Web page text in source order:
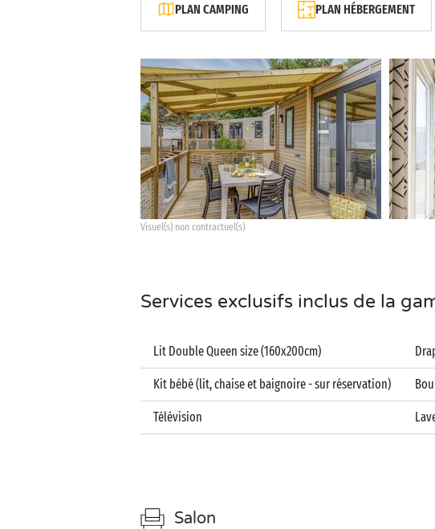
PLAN CAMPING PLAN HÉBERGEMENT
Visuel(s) non contractuel(s)
Services exclusifs inclus de la
Lit Double Queen size (160x200cm)
Kit bébé (lit, chaise et baignoire - sur réservation)
Télévision
Salon